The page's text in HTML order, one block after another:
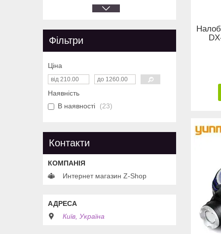
Фільтри
Ціна
Наявність
В наявності
23
Контакти
Интернет магазин Z-Shop
Київ, Україна